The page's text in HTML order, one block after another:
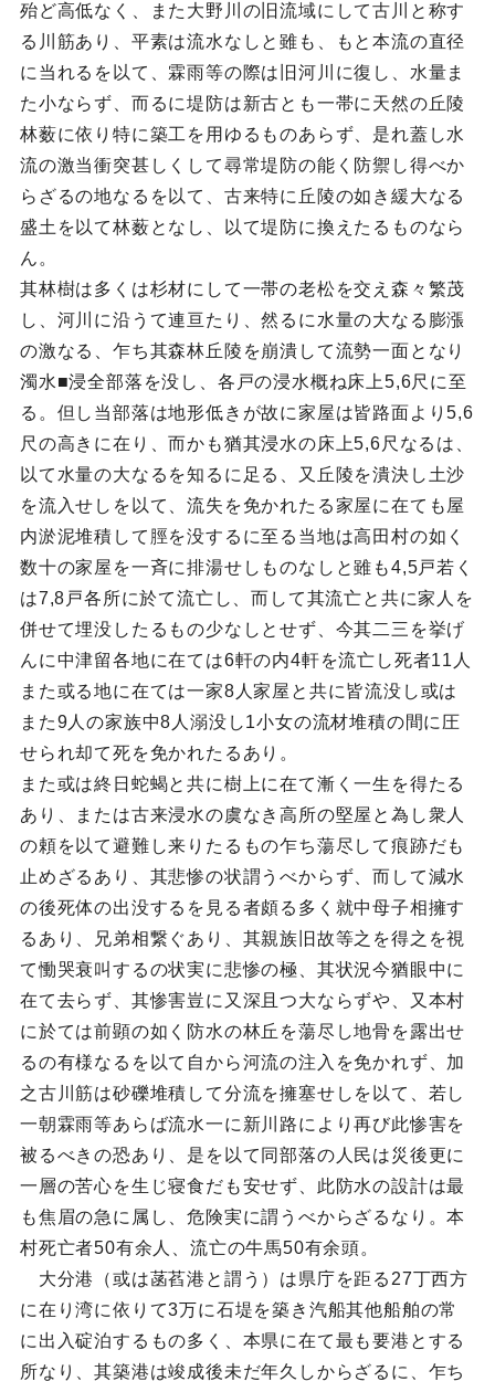
殆ど高低なく、また大野川の旧流域にして古川と称す
る川筋あり、平素は流水なしと雖も、もと本流の直径
に当れるを以て、霖雨等の際は旧河川に復し、水量ま
た小ならず、而るに堤防は新古とも一帯に天然の丘陵
林薮に依り特に築工を用ゆるものあらず、是れ蓋し水
流の激当衝突甚しくして尋常堤防の能く防禦し得べか
らざるの地なるを以て、古来特に丘陵の如き緩大なる
盛土を以て林薮となし、以て堤防に換えたるものなら
ん。
其林樹は多くは杉材にして一帯の老松を交え森々繁茂
し、河川に沿うて連亘たり、然るに水量の大なる膨漲
の激なる、乍ち其森林丘陵を崩潰して流勢一面となり
濁水■浸全部落を没し、各戸の浸水概ね床上5,6尺に至
る。但し当部落は地形低きが故に家屋は皆路面より5,6
尺の高きに在り、而かも猶其浸水の床上5,6尺なるは、
以て水量の大なるを知るに足る、又丘陵を潰決し土沙
を流入せしを以て、流失を免かれたる家屋に在ても屋
内淤泥堆積して脛を没するに至る当地は高田村の如く
数十の家屋を一斉に排湯せしものなしと雖も4,5戸若く
は7,8戸各所に於て流亡し、而して其流亡と共に家人を
併せて埋没したるもの少なしとせず、今其二三を挙げ
んに中津留各地に在ては6軒の内4軒を流亡し死者11人
また或る地に在ては一家8人家屋と共に皆流没し或は
また9人の家族中8人溺没し1小女の流材堆積の間に圧
せられ却て死を免かれたるあり。
また或は終日蛇蝎と共に樹上に在て漸く一生を得たる
あり、または古来浸水の虞なき高所の堅屋と為し衆人
の頼を以て避難し来りたるもの乍ち蕩尽して痕跡だも
止めざるあり、其悲惨の状謂うべからず、而して減水
の後死体の出没するを見る者頗る多く就中母子相擁す
るあり、兄弟相繋ぐあり、其親族旧故等之を得之を視
て慟哭衰叫するの状実に悲惨の極、其状況今猶眼中に
在て去らず、其惨害豈に又深且つ大ならずや、又本村
に於ては前顕の如く防水の林丘を蕩尽し地骨を露出せ
るの有様なるを以て自から河流の注入を免かれず、加
之古川筋は砂礫堆積して分流を擁塞せしを以て、若し
一朝霖雨等あらば流水一に新川路により再び此惨害を
被るべきの恐あり、是を以て同部落の人民は災後更に
一層の苦心を生じ寝食だも安せず、此防水の設計は最
も焦眉の急に属し、危険実に謂うべからざるなり。本
村死亡者50有余人、流亡の牛馬50有余頭。
大分港（或は菡萏港と謂う）は県庁を距る27丁西方
に在り湾に依りて3万に石堤を築き汽船其他船舶の常
に出入碇泊するもの多く、本県に在て最も要港とする
所なり、其築港は竣成後未だ年久しからざるに、乍ち